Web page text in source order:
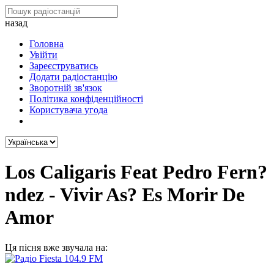
назад
Головна
Увійти
Зареєструватись
Додати радіостанцію
Зворотній зв'язок
Політика конфіденційності
Користувача угода
Los Caligaris Feat Pedro Fern?
ndez - Vivir As? Es Morir De
Amor
Ця пісня вже звучала на: